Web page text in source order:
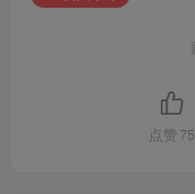
点赞 75